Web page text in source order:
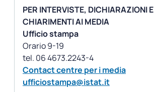
PER INTERVISTE, DICHIARAZIONI E
CHIARIMENTI AI MEDIA
Ufficio stampa
Orario 9-19
Contact centre per i media
ufficiostampa@istat.it